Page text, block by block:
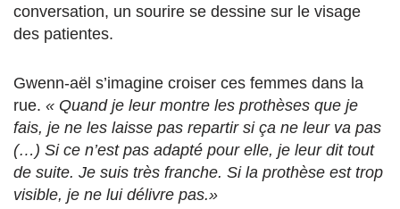
conversation, un sourire se dessine sur le visage
des patientes.
Gwenn-aël s’imagine croiser ces femmes dans la
rue. « Quand je leur montre les prothèses que je
fais, je ne les laisse pas repartir si ça ne leur va pas
(…) Si ce n’est pas adapté pour elle, je leur dit tout
de suite. Je suis très franche. Si la prothèse est trop
visible, je ne lui délivre pas.»